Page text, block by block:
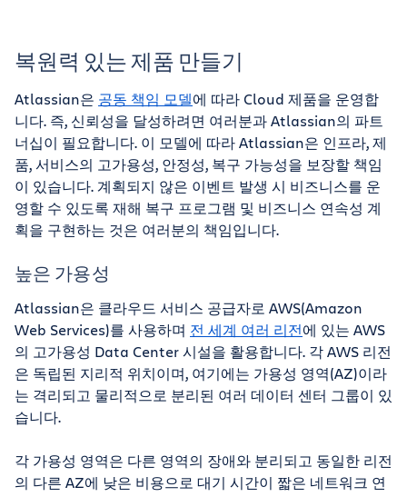
복원력 있는 제품 만들기
Atlassian은 공동 책임 모델에 따라 Cloud 제품을 운영합
니다. 즉, 신뢰성을 달성하려면 여러분과 Atlassian의 파트
너십이 필요합니다. 이 모델에 따라 Atlassian은 인프라, 제
품, 서비스의 고가용성, 안정성, 복구 가능성을 보장할 책임
이 있습니다. 계획되지 않은 이벤트 발생 시 비즈니스를 운
영할 수 있도록 재해 복구 프로그램 및 비즈니스 연속성 계
획을 구현하는 것은 여러분의 책임입니다.
높은 가용성
Atlassian은 클라우드 서비스 공급자로 AWS(Amazon
Web Services)를 사용하며 전 세계 여러 리전에 있는 AWS
의 고가용성 Data Center 시설을 활용합니다. 각 AWS 리전
은 독립된 지리적 위치이며, 여기에는 가용성 영역(AZ)이라
는 격리되고 물리적으로 분리된 여러 데이터 센터 그룹이 있
습니다.
각 가용성 영역은 다른 영역의 장애와 분리되고 동일한 리전
의 다른 AZ에 낮은 비용으로 대기 시간이 짧은 네트워크 연